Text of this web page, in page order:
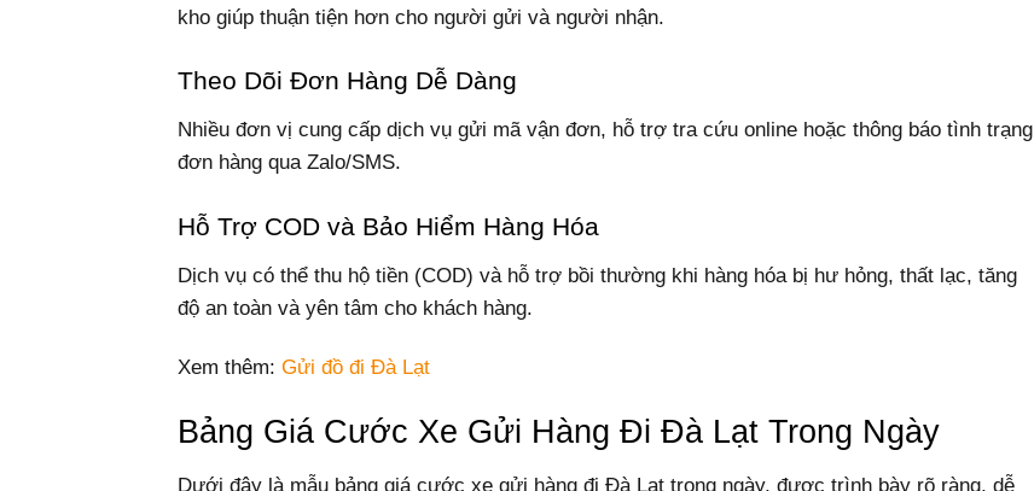
kho giúp thuận tiện hơn cho người gửi và người nhận.
Theo Dõi Đơn Hàng Dễ Dàng
Nhiều đơn vị cung cấp dịch vụ gửi mã vận đơn, hỗ trợ tra cứu online hoặc thông báo tình trạng
đơn hàng qua Zalo/SMS.
Hỗ Trợ COD và Bảo Hiểm Hàng Hóa
Dịch vụ có thể thu hộ tiền (COD) và hỗ trợ bồi thường khi hàng hóa bị hư hỏng, thất lạc, tăng
độ an toàn và yên tâm cho khách hàng.
Xem thêm: Gửi đồ đi Đà Lạt
Bảng Giá Cước Xe Gửi Hàng Đi Đà Lạt Trong Ngày
Dưới đây là mẫu bảng giá cước xe gửi hàng đi Đà Lạt trong ngày, được trình bày rõ ràng, dễ